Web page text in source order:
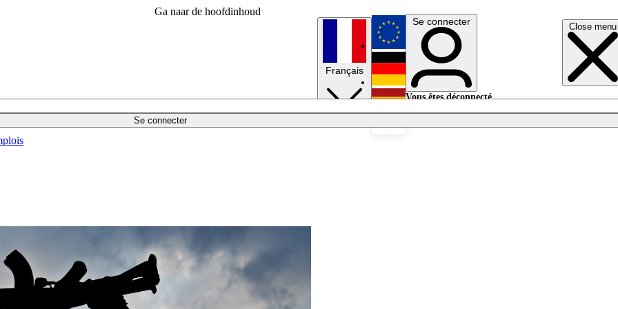
Ga naar de hoofdinhoud
Close menu
Se connecter
Français
English
Deutsch
Se connecter
Vous êtes déconnecté.